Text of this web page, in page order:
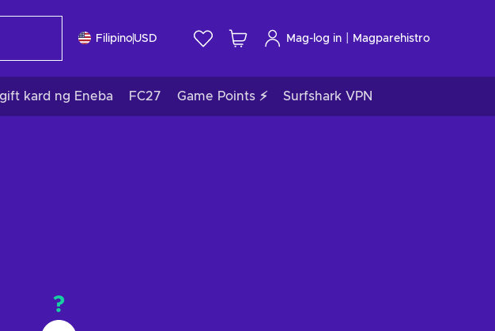
FilipinoUSD Mag-log in Magparehistro
kard ng Eneba FC27 Game Points ⚡ Surfshark VPN
?